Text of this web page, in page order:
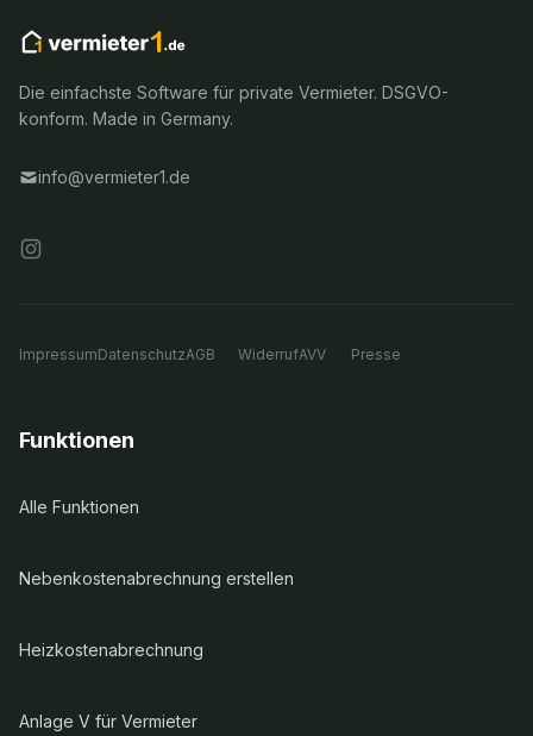
Die einfachste Software für private Vermieter. DSGVO-
konform. Made in Germany.
info@vermieter1.de
ImpressumDatenschutzAGB WiderrufAVV Presse
Funktionen
Alle Funktionen
Nebenkostenabrechnung erstellen
Heizkostenabrechnung
Anlage V für Vermieter